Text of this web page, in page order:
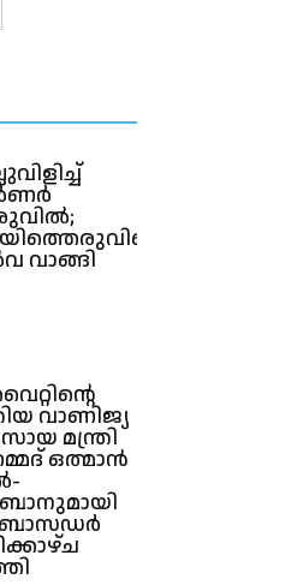
വാങ്ങി
വാണിജ്യ
മന്ത്രി
ഒത്മാൻ